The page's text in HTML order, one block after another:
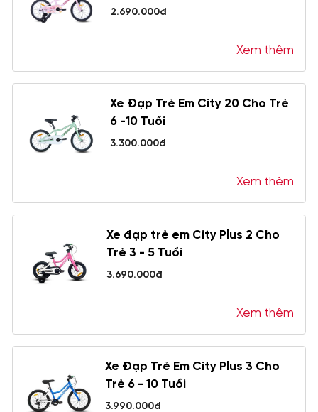
2.690.000đ
Xem thêm
Xe Đạp Trẻ Em City 20 Cho Trẻ
6 -10 Tuổi
3.300.000đ
Xem thêm
Xe đạp trẻ em City Plus 2 Cho
Trẻ 3 - 5 Tuổi
3.690.000đ
Xem thêm
Xe Đạp Trẻ Em City Plus 3 Cho
Trẻ 6 - 10 Tuổi
3.990.000đ